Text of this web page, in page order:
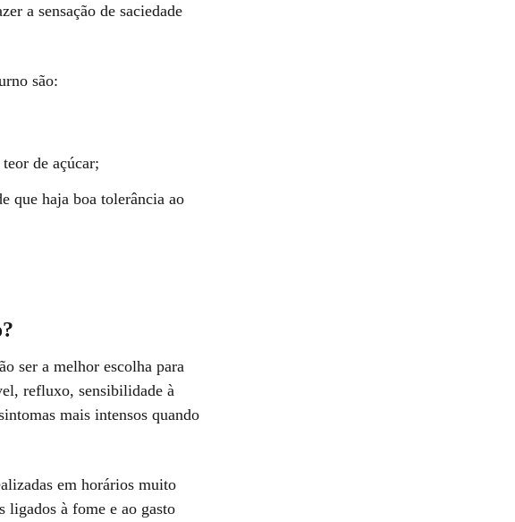
a sensação de saciedade
são:
de açúcar;
que haja boa tolerância ao
ser a melhor escolha para
refluxo, sensibilidade à
mais intensos quando
em horários muito
ligados à fome e ao gasto